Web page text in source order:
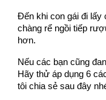
Đến khi con gái đi lấy
chàng rể ngồi tiếp
hơn.
Nếu các bạn cũng
Hãy thử áp dụng 6
tôi chia sẻ sau đây